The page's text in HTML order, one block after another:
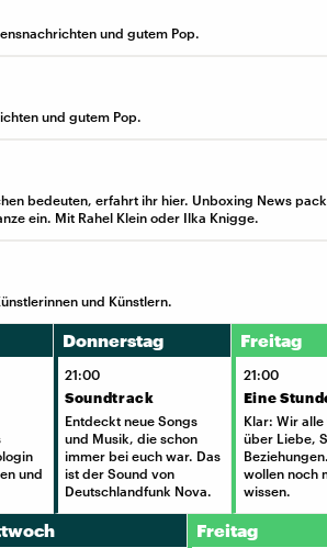
und gutem Pop.
und gutem Pop.
bedeuten, erfahrt ihr hier. Unboxing News
ein. Mit Rahel Klein oder Ilka Knigge.
und Künstlern.
und
Donnerstag
21:00
Soundtrack
Entdeckt neue Songs
und Musik, die schon
immer bei euch war. Das
ist der Sound von
Deutschlandfunk Nova.
Freitag
21:00
Eine
Klar: Wir
über Liebe,
wollen noch
wissen.
Freitag